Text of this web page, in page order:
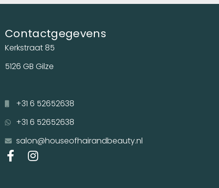
Contactgegevens
Kerkstraat 85
5126 GB Gilze
+31 6 52652638
+31 6 52652638
salon@houseofhairandbeauty.nl